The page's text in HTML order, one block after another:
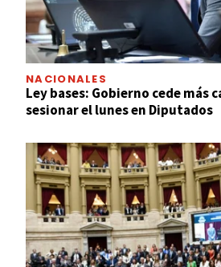
NACIONALES
Ley bases: Gobierno cede más
sesionar el lunes en Diputados